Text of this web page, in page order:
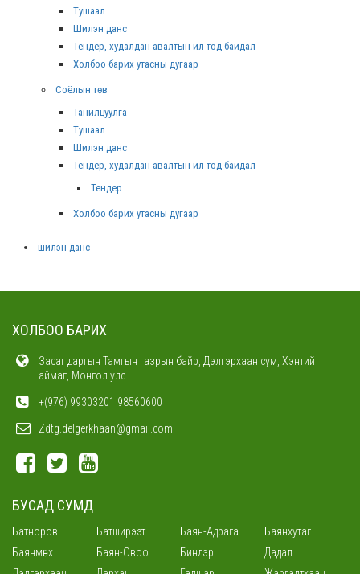
Тушаал
Шилэн данс
Тендер, худалдан авалтын ил тод байдал
Холбоо барих утасны дугаар
Соёлын төв
Танилцуулга
Тушаал
Шилэн данс
Тендер, худалдан авалтын ил тод байдал
Тендер
Холбоо барих утасны дугаар
шилэн данс
ХОЛБОО БАРИХ
Засаг даргын Тамгын газрын байр, Дэлгэрхаан сум, Хэнтий
аймаг, Монгол улс
+(976) 99303201 98560600
Zdtg.delgerkhaan@gmail.com
БУСАД СУМД
Батноров Батширээт Баян-Адрага
Баянхутаг
Баянмөнх
Баян-Овоо Биндэр
Дадал